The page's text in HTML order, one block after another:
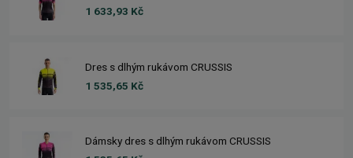
1 633,93 Kč
Dres s dlhým rukávom CRUSSIS
1 535,65 Kč
Dámsky dres s dlhým rukávom CRUSSIS